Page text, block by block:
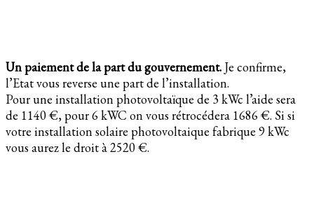
Un paiement de la part du gouvernement. Je confirme,
l’Etat vous reverse une part de l’installation.
Pour une installation photovoltaïque de 3 kWc l’aide sera
de 1140 €, pour 6 kWC on vous rétrocédera 1686 €. Si si
votre installation solaire photovoltaique fabrique 9 kWc
vous aurez le droit à 2520 €.